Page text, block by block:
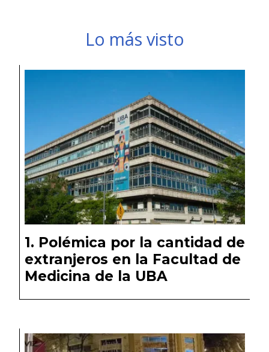
Lo más visto
Polémica por la cantidad de
extranjeros en la Facultad de
Medicina de la UBA